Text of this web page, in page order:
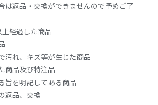
は返品・交換ができませんので予めご了
上経過した商品
汚れ、キズ等が生じた商品
商品及び特注品
旨を明記してある商品
返品、交換